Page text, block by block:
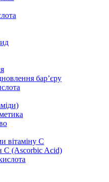
бар’єру
вітаміну С
С (Ascorbic Acid)